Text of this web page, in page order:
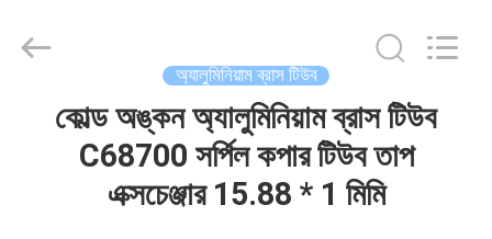
Tube
অ্যালুমিনিয়াম ব্রাস টিউব
কোল্ড অঙ্কন অ্যালুমিনিয়াম ব্রাস টিউব
C68700 সর্পিল কপার টিউব তাপ
এক্সচেঞ্জার 15.88 * 1 মিমি